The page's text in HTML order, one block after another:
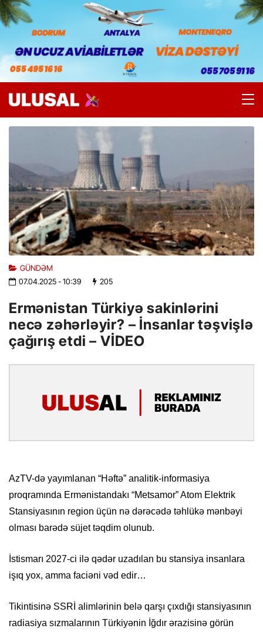
GÜNDƏM
07.04.2025- 10:39 205
Ermənistan Türkiyə sakinlərini
necə zəhərləyir? – İnsanlar təşvişlə
çağırış etdi – VİDEO
AzTV-də yayımlanan “Həftə” analitik-informasiya
proqramında Ermənistandakı “Metsamor” Atom Elektrik
Stansiyasının region üçün nə dərəcədə təhlükə mənbəyi
olması barədə süjet təqdim olunub.
İstismarı 2027-ci ilə qədər uzadılan bu stansiya insanlara
işıq yox, amma faciəni vəd edir…
Tikintisinə SSRİ alimlərinin belə qarşı çıxdığı stansiyasının
radiasiya sızmalarının Türkiyənin İğdır ərazisinə görün